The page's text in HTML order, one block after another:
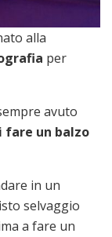
alla
per
avuto
fare un balzo
in un
selvaggio
a fare un